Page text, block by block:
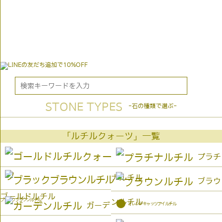
STONE TYPES -石の種類で選ぶ-
「ルチルクォーツ」一覧
ゴールドルチル
プラチ
ナルチル
ブラックブラウンルチル
ブラウ
ンルチル
ガーデ ● オレンジキャッツアイルチル